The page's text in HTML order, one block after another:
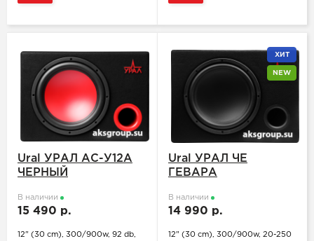
Ural УРАЛ АС-У12А
ЧЕРНЫЙ
В наличии
15 490 р.
12" (30 cm), 300/900w, 92 db,
ХИТ
NEW
Ural УРАЛ ЧЕ
ГЕВАРА
В наличии
14 990 р.
12" (30 cm), 300/900w, 20-250